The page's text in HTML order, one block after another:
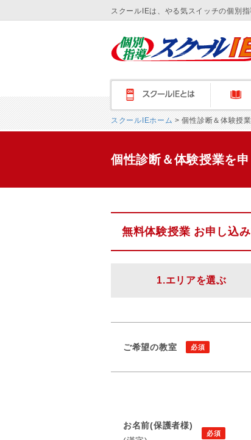
スクールIEは、やる気スイッチの個別指
スクールＩＥとは コース紹
スクールIEホーム> 個性診断＆体験授
個性診断＆体験授業を
無料体験授業 お申し込
1.エリアを選ぶ
ご希望の教室
お名前(保護者様)